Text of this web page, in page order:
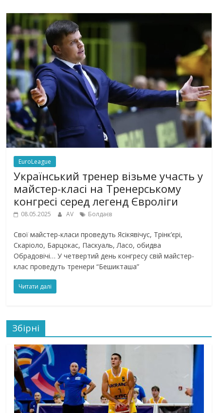
EuroLeague
Український тренер візьме участь у
майстер-класі на Тренерському
конгресі серед легенд Євроліги
08.05.2025 AV Болдаєв
Свої майстер-класи проведуть Ясікявічус, Трінк’єрі,
Скаріоло, Барцокас, Паскуаль, Ласо, обидва
Обрадовічі… У четвертий день конгресу свій майстер-
клас проведуть тренери “Бешикташа”
Читати далі
Збірні